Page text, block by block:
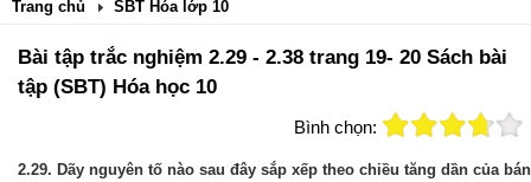
Trang chủ SBT Hóa lớp 10
Bài tập trắc nghiệm 2.29 - 2.38 trang 19- 20 Sách bài
tập (SBT) Hóa học 10
Bình chọn:
2.29. Dãy nguyên tố nào sau đây sắp xếp theo chiều tăng dần của bán